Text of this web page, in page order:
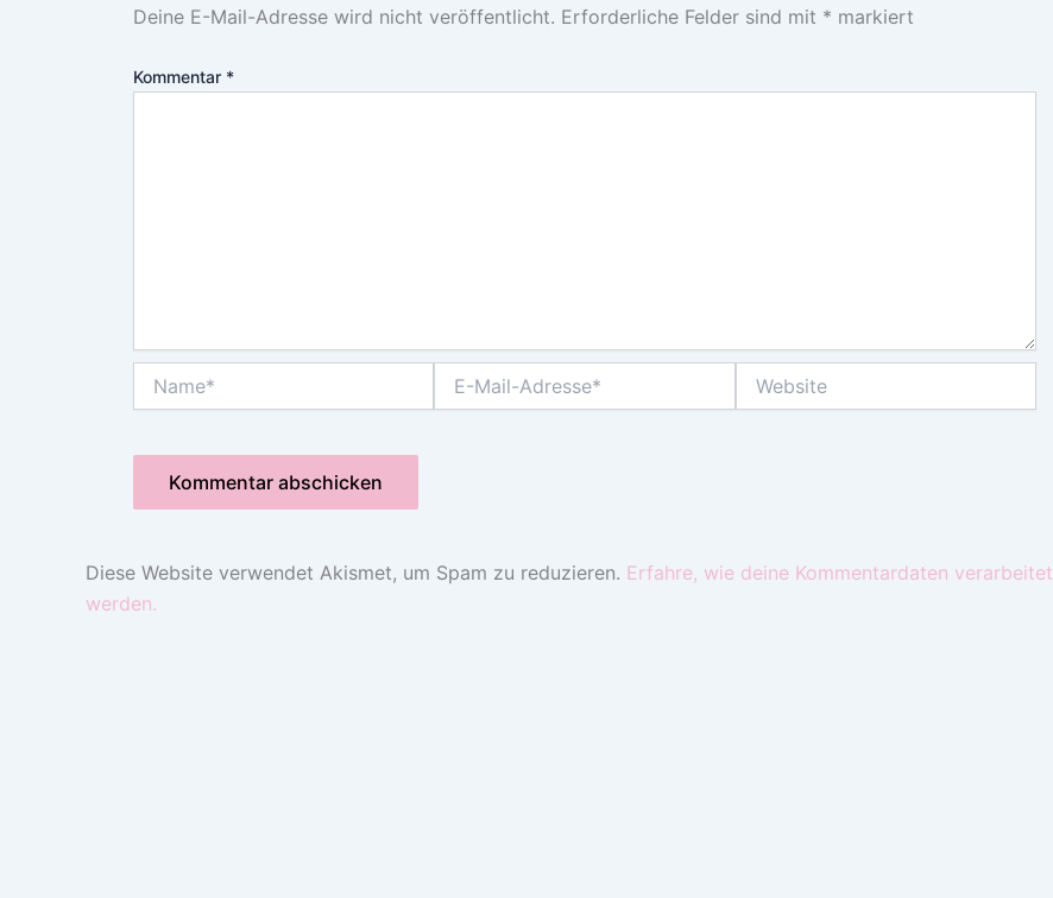
Deine E-Mail-Adresse wird nicht veröffentlicht. Erforderliche Felder sind mit * markiert
Kommentar *
Mail-
Diese Website verwendet Akismet, um Spam zu reduzieren. Erfahre, wie deine Kommentardaten verarbeitet
werden.